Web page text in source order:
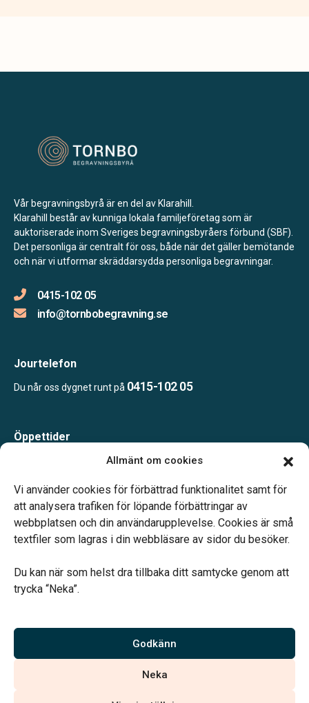
Allmänt om cookies
Vi använder cookies för förbättrad funktionalitet samt för
att analysera trafiken för löpande förbättringar av
webbplatsen och din användarupplevelse. Cookies är små
textfiler som lagras i din webbläsare av sidor du besöker.
Du kan när som helst dra tillbaka ditt samtycke genom att
trycka “Neka”.
Godkänn
Neka
Vår begravningsbyrå är en del av Klarahill.
Klarahill består av kunniga lokala familjeföretag som är
auktoriserade inom Sveriges begravningsbyråers förbund (SBF).
Det personliga är centralt för oss, både när det gäller bemötande
och när vi utformar skräddarsydda personliga begravningar.
0415-102 05
info@tornbobegravning.se
Jourtelefon
Du når oss dygnet runt på 0415-102 05
Öppettider
Måndag-Torsdag 09.00-15.00
Telefonjour dygnet runt.
Vårt systerbolag Verahill hjälper dig med familjejuridiken –
Vi är auktoriserade av Sveriges Begravningsbyråers Förbund och
har högt ställda krav på utbildning, kvalitet, miljö och arbetsmiljö.